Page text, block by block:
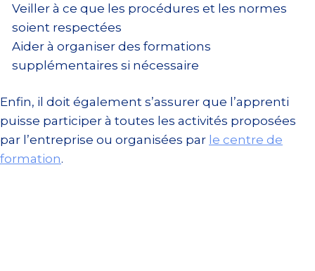
Veiller à ce que les procédures et les normes
soient respectées
Aider à organiser des formations
supplémentaires si nécessaire
Enfin, il doit également s’assurer que l’apprenti
puisse participer à toutes les activités proposées
par l’entreprise ou organisées par le centre de
formation.